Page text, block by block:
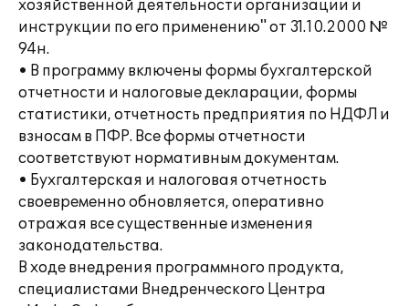
хозяйственной деятельности организации и
инструкции по его применению" от 31.10.2000 №
94н.
• В программу включены формы бухгалтерской
отчетности и налоговые декларации, формы
статистики, отчетность предприятия по НДФЛ и
взносам в ПФР. Все формы отчетности
соответствуют нормативным документам.
• Бухгалтерская и налоговая отчетность
своевременно обновляется, оперативно
отражая все существенные изменения
законодательства.
В ходе внедрения программного продукта,
специалистами Внедренческого Центра